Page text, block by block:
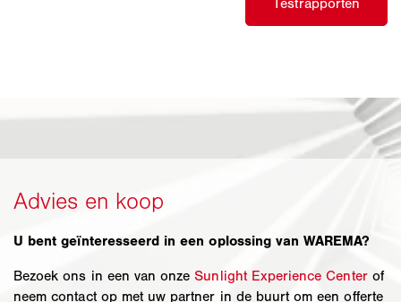
U bent geïnteresseerd in een oplossing van WAREMA?
Bezoek ons in een van onzeSunlight Experience Centerof
neem contact op met uw partner in de buurt om een offerte